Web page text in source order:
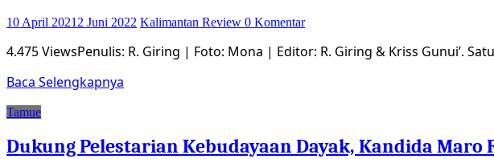
10 April 2021 2 Juni 2022 Kalimantan Review 0 Komentar
4.475 ViewsPenulis: R. Giring | Foto: Mona | Editor: R. Giring & Kriss Gunui’.
Baca Selengkapnya
Tamue
Dukung Pelestarian Kebudayaan Dayak, Kandida